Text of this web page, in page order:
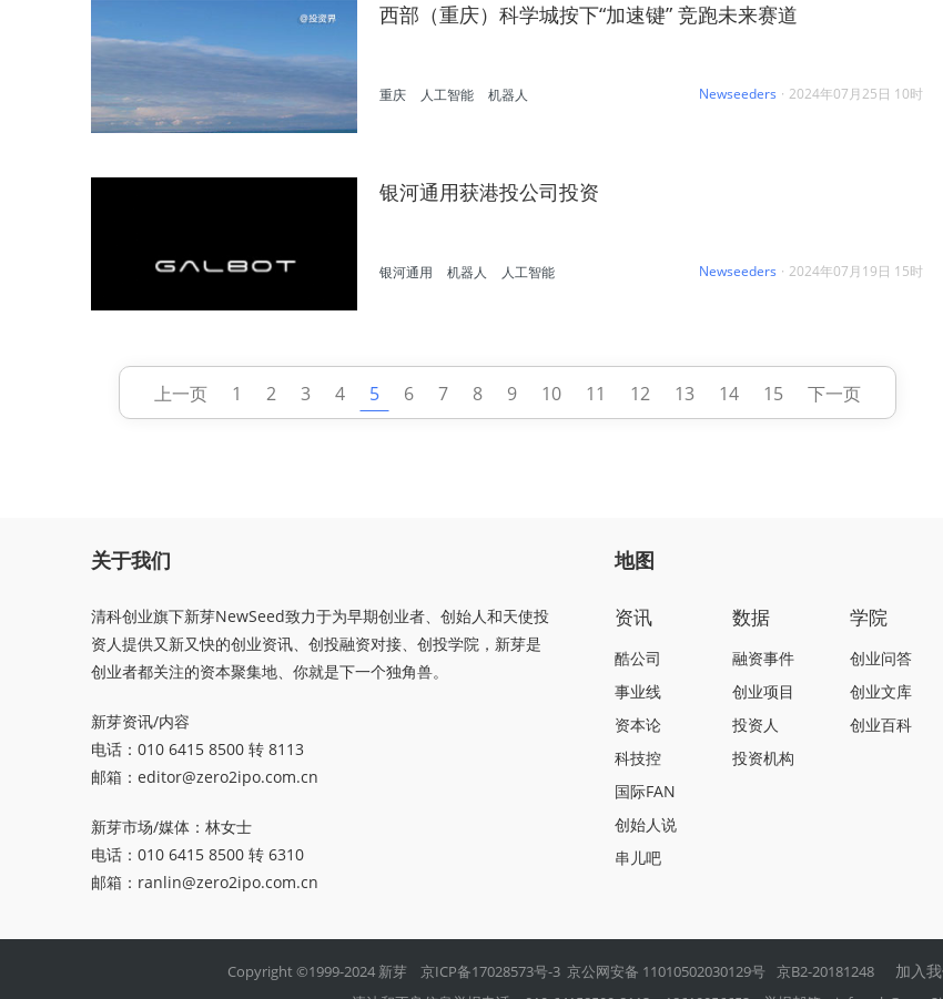
西部（重庆）科学城按下“加速键” 竞跑未来赛道
Newseeders · 2024年07月25日 10时
重庆 人工智能 机器人
银河通用获港投公司投资
Newseeders · 2024年07月19日 15时
银河通用 机器人 人工智能
上一页 1 2 3 4 5 6 7 8 9 10 11 12 13 14 15 下一页
关于我们
清科创业旗下新芽NewSeed致力于为早期创业者、创始人和天使投
资人提供又新又快的创业资讯、创投融资对接、创投学院，新芽是
创业者都关注的资本聚集地、你就是下一个独角兽。
新芽资讯/内容
电话：010 6415 8500 转 8113
邮箱： editor@zero2ipo.com.cn
新芽市场/媒体：林女士
电话：010 6415 8500 转 6310
邮箱： ranlin@zero2ipo.com.cn
地图
资讯
酷公司
事业线
资本论
科技控
国际FAN
创始人说
串儿吧
数据
融资事件
创业项目
投资人
投资机构
学院
创业问答
创业文库
创业百科
Copyright ©1999-2024 新芽 京ICP备17028573号-3 京公网安备 11010502030129号 京B2-20181248 加入